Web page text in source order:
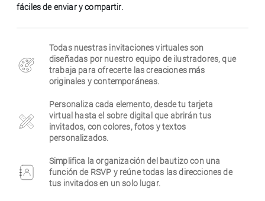
Empresa
fáciles de enviar y compartir.
Todas nuestras invitaciones virtuales son
diseñadas por nuestro equipo de ilustradores, que
trabaja para ofrecerte las creaciones más
originales y contemporáneas.
Personaliza cada elemento, desde tu tarjeta
virtual hasta el sobre digital que abrirán tus
invitados, con colores, fotos y textos
personalizados.
Simplifica la organización del bautizo con una
función de RSVP y reúne todas las direcciones de
tus invitados en un solo lugar.